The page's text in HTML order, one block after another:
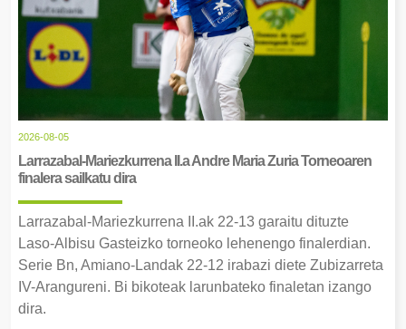
2026-08-05
Larrazabal-Mariezkurrena II.a Andre Maria Zuria Torneoaren
finalera sailkatu dira
Larrazabal-Mariezkurrena II.ak 22-13 garaitu dituzte
Laso-Albisu Gasteizko torneoko lehenengo finalerdian.
Serie Bn, Amiano-Landak 22-12 irabazi diete Zubizarreta
IV-Arangureni. Bi bikoteak larunbateko finaletan izango
dira.